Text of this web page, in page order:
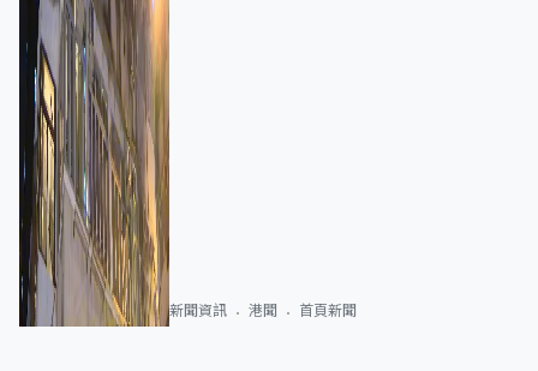
新聞資訊 港聞 首頁新聞